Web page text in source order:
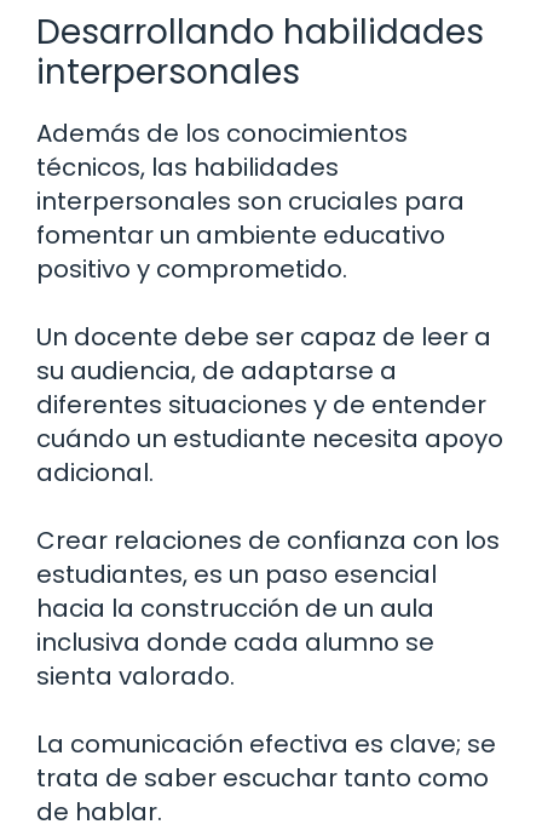
Desarrollando habilidades
interpersonales
Además de los conocimientos
técnicos, las habilidades
interpersonales son cruciales para
fomentar un ambiente educativo
positivo y comprometido.
Un docente debe ser capaz de leer a
su audiencia, de adaptarse a
diferentes situaciones y de entender
cuándo un estudiante necesita apoyo
adicional.
Crear relaciones de confianza con los
estudiantes, es un paso esencial
hacia la construcción de un aula
inclusiva donde cada alumno se
sienta valorado.
La comunicación efectiva es clave; se
trata de saber escuchar tanto como
de hablar.